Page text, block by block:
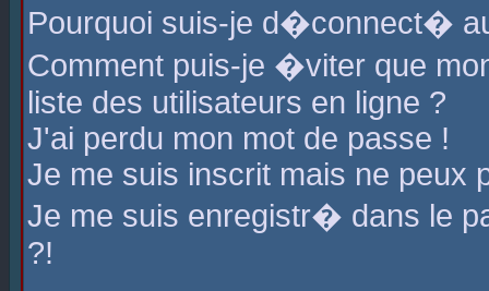
Pourquoi suis-je d�connect�
Comment puis-je �viter que
liste des utilisateurs en ligne ?
J'ai perdu mon mot de passe !
Je me suis inscrit mais ne peux
Je me suis enregistr� dans le
?!